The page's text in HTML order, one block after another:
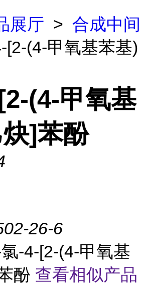
展厅 > 合成中间
[2-(4-甲氧基苯基)
(4-甲氧基
]苯酚
26-6
-4-[2-(4-甲氧基
酚 查看相似产品